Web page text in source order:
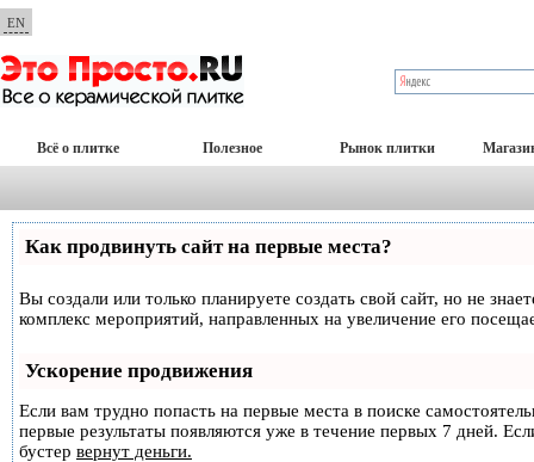
EN
Всё о плитке Полезное Рынок плитки
Как продвинуть сайт на первые места?
Вы создали или только планируете создать свой сайт, но не
комплекс мероприятий, направленных на увеличение его
Ускорение продвижения
Если вам трудно попасть на первые места в поиске
первые результаты появляются уже в течение первых 7 дней.
бустер вернут деньги.